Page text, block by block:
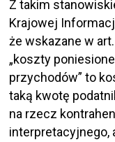
Z takim
Krajowej
że wskazane w
„koszty
przychodów” to
taką kwotę
na rzecz
interpretacyjnego,